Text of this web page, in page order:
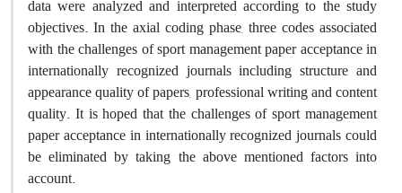
data were analyzed and interpreted according to the study
objectives. In the axial coding phase, three codes associated
with the challenges of sport management paper acceptance in
internationally recognized journals including structure and
appearance quality of papers, professional writing and content
quality. It is hoped that the challenges of sport management
paper acceptance in internationally recognized journals could
be eliminated by taking the above mentioned factors into
account.